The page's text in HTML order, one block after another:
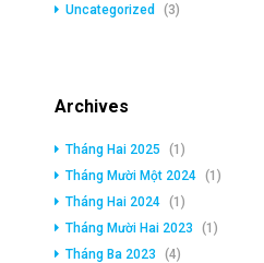
Uncategorized
(3)
Archives
Tháng Hai 2025
(1)
Tháng Mười Một 2024 (1)
Tháng Hai 2024 (1)
Tháng Mười Hai 2023
(1)
Tháng Ba 2023
(4)